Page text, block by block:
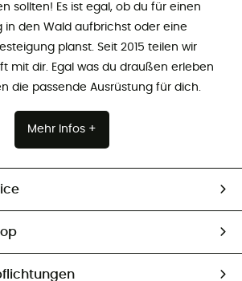
sollten! Es ist egal, ob du für einen
in den Wald aufbrichst oder eine
planst. Seit 2015 teilen wir
mit dir. Egal was du draußen erleben
die passende Ausrüstung für dich.
Mehr Infos +